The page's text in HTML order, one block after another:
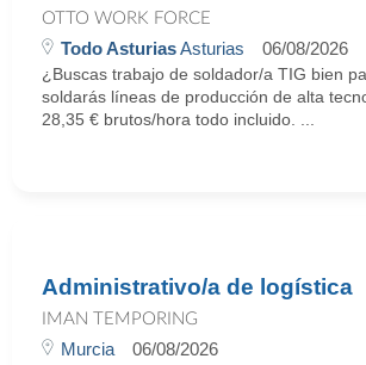
OTTO WORK FORCE
Todo AsturiasAsturias 06/08/2026
¿Buscas trabajo de soldador/a TIG bien
soldarás líneas de producción de alta
28,35 € brutos/hora todo incluido. ...
Administrativo/a de logística
IMAN TEMPORING
Murcia 06/08/2026